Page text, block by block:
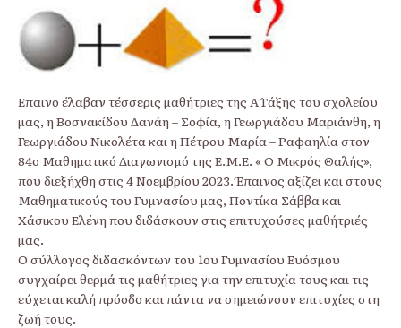
Έπαινο έλαβαν τέσσερις μαθήτριες της Α΄Τάξης του σχολείου
μας, η Βοσνακίδου Δανάη – Σοφία, η Γεωργιάδου Μαριάνθη, η
Γεωργιάδου Νικολέτα και η Πέτρου Μαρία – Ραφαηλία στον
84ο Μαθηματικό Διαγωνισμό της Ε.Μ.Ε. « Ο Μικρός Θαλής»,
που διεξήχθη στις 4 Νοεμβρίου 2023. Έπαινος αξίζει και στους
Μαθηματικούς του Γυμνασίου μας, Ποντίκα Σάββα και
Χάσικου Ελένη που διδάσκουν στις επιτυχούσες μαθήτριές
μας.
Ο σύλλογος διδασκόντων του 1ου Γυμνασίου Ευόσμου
συγχαίρει θερμά τις μαθήτριες για την επιτυχία τους και τις
εύχεται καλή πρόοδο και πάντα να σημειώνουν επιτυχίες στη
ζωή τους.